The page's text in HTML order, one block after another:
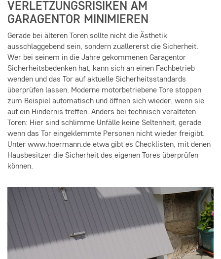
VERLETZUNGSRISIKEN AM
GARAGENTOR MINIMIEREN
Gerade bei älteren Toren sollte nicht die Ästhetik
ausschlaggebend sein, sondern zuallererst die Sicherheit.
Wer bei seinem in die Jahre gekommenen Garagentor
Sicherheitsbedenken hat, kann sich an einen Fachbetrieb
wenden und das Tor auf aktuelle Sicherheitsstandards
überprüfen lassen. Moderne motorbetriebene Tore stoppen
zum Beispiel automatisch und öffnen sich wieder, wenn sie
auf ein Hindernis treffen. Anders bei technisch veralteten
Toren: Hier sind schlimme Unfälle keine Seltenheit, gerade
wenn das Tor eingeklemmte Personen nicht wieder freigibt.
Unter www.hoermann.de etwa gibt es Checklisten, mit denen
Hausbesitzer die Sicherheit des eigenen Tores überprüfen
können.